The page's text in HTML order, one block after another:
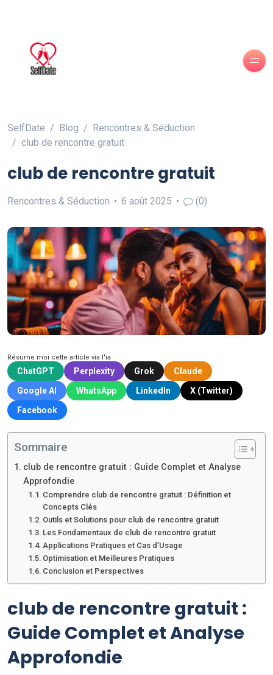
SelfDate Blog
Rencontres & Séduction
club de rencontre gratuit
club de rencontre gratuit
Rencontres & Séduction 6 août 2025 (0)
Résume moi cette article via l'ia
ChatGPT Perplexity Grok
Claude
Google AI
WhatsApp LinkedIn
X (Twitter)
Facebook
Sommaire
club de rencontre gratuit : Guide Complet et Analyse
Approfondie
Comprendre club de rencontre gratuit : Définition et
Concepts Clés
Outils et Solutions pour club de rencontre gratuit
Les Fondamentaux de club de rencontre gratuit
Applications Pratiques et Cas d’Usage
Optimisation et Meilleures Pratiques
Conclusion et Perspectives
club de rencontre gratuit :
Guide Complet et Analyse
Approfondie